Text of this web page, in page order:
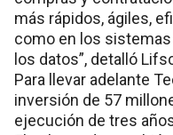
más rápidos, ágiles,
como en los
los datos”, detalló
Para llevar adelante
inversión de 57
ejecución de tres